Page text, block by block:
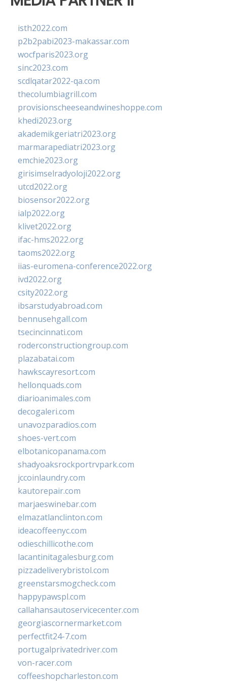
isth2022.com
p2b2pabi2023-makassar.com
wocfparis2023.org
sinc2023.com
scdlqatar2022-qa.com
thecolumbiagrill.com
provisionscheeseandwineshoppe.com
khedi2023.org
akademikgeriatri2023.org
marmarapediatri2023.org
emchie2023.org
girisimselradyoloji2022.org
utcd2022.org
biosensor2022.org
ialp2022.org
klivet2022.org
ifac-hms2022.org
taoms2022.org
iias-euromena-conference2022.org
ivd2022.org
csity2022.org
ibsarstudyabroad.com
bennusehgall.com
tsecincinnati.com
roderconstructiongroup.com
plazabatai.com
hawkscayresort.com
hellonquads.com
diarioanimales.com
decogaleri.com
unavozparadios.com
shoes-vert.com
elbotanicopanama.com
shadyoaksrockportrvpark.com
jccoinlaundry.com
kautorepair.com
marjaeswinebar.com
elmazatlanclinton.com
ideacoffeenyc.com
odieschillicothe.com
lacantinitagalesburg.com
pizzadeliverybristol.com
greenstarsmogcheck.com
happypawspl.com
callahansautoservicecenter.com
georgiascornermarket.com
perfectfit24-7.com
portugalprivatedriver.com
von-racer.com
coffeeshopcharleston.com